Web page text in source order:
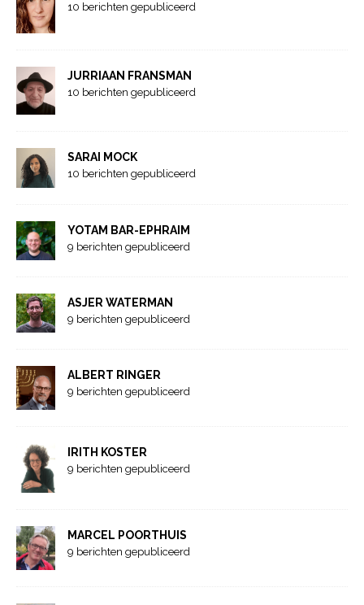
10 berichten gepubliceerd
JURRIAAN FRANSMAN
10 berichten gepubliceerd
SARAI MOCK
10 berichten gepubliceerd
YOTAM BAR-EPHRAIM
9 berichten gepubliceerd
ASJER WATERMAN
9 berichten gepubliceerd
ALBERT RINGER
9 berichten gepubliceerd
IRITH KOSTER
9 berichten gepubliceerd
MARCEL POORTHUIS
9 berichten gepubliceerd